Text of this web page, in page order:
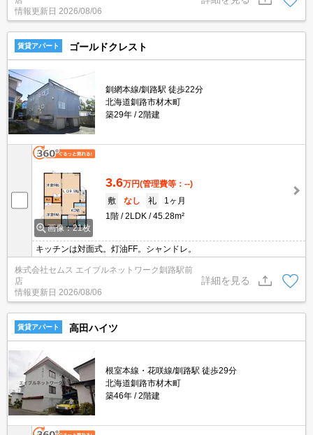
情報更新日 2026/08/06
賃貸アパート ゴールドクレスト
釧網本線/釧路駅 徒歩22分
北海道釧路市材木町
築29年
2階建
画像：21枚
3.6万円(管理費等：--)
敷
なし 礼
1ヶ月
1階
2LDK 45.28m²
キッチンは対面式。灯油FF。シャンドレ。
株式会社セムス エイブルネットワーク釧路駅前
店
情報更新日 2026/08/06
詳細を見る
賃貸アパート 高田ハイツ
根室本線・花咲線/釧路駅 徒歩29分
北海道釧路市材木町
築46年
2階建